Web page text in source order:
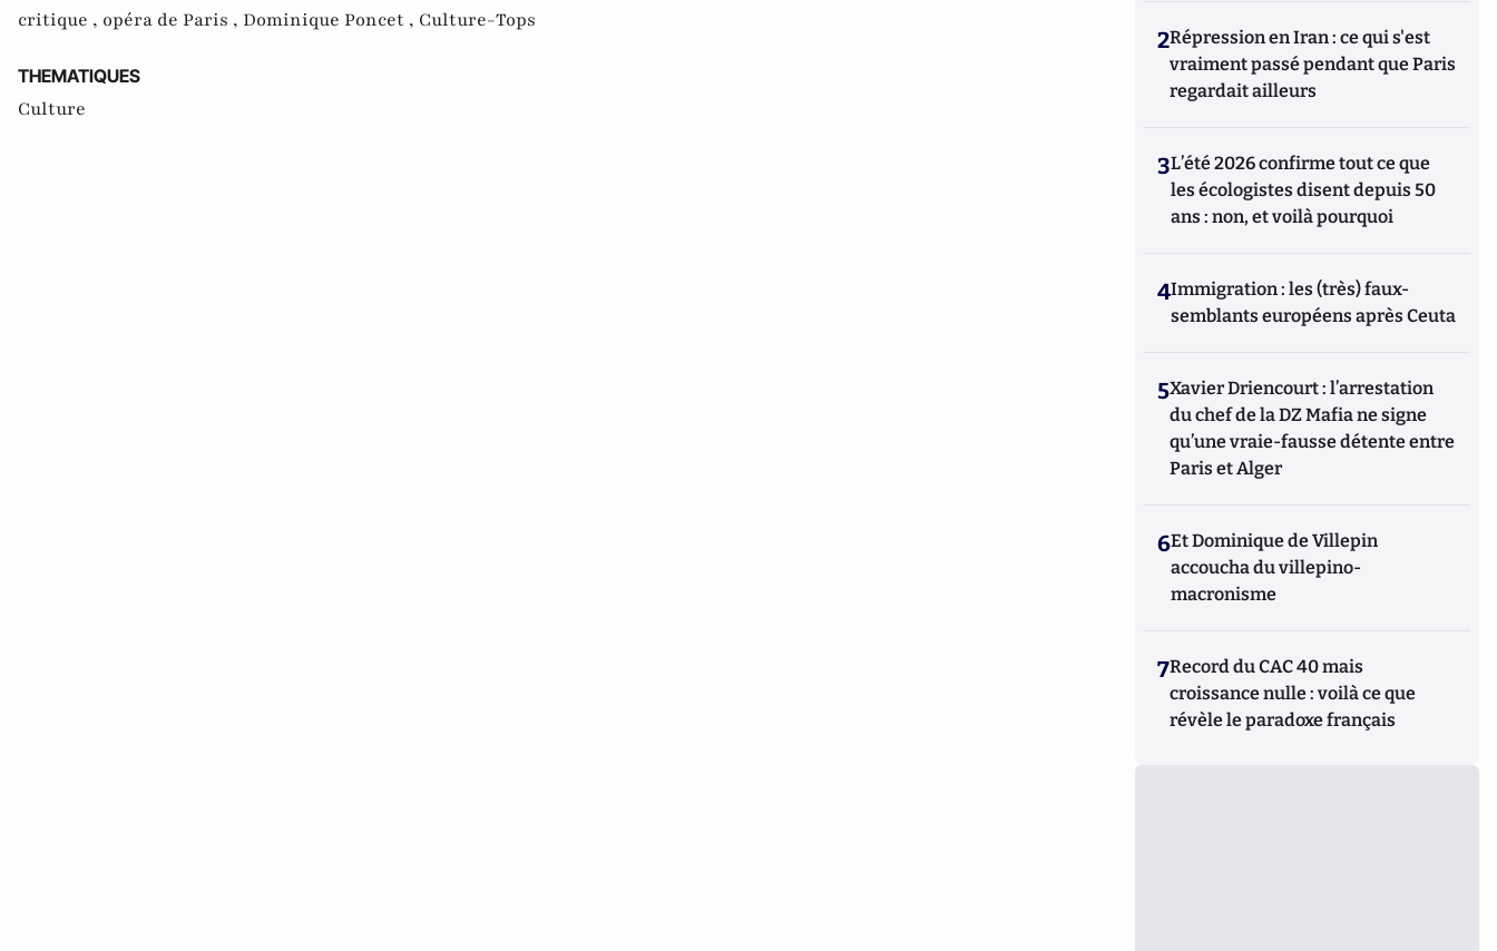
critique , opéra de Paris , Dominique Poncet , Culture-Tops
THEMATIQUES
Culture
2Répression en Iran : ce qui s'est
vraiment passé pendant que Paris
regardait ailleurs
3L’été 2026 confirme tout ce que
les écologistes disent depuis 50
ans : non, et voilà pourquoi
4Immigration : les (très) faux-
semblants européens après Ceuta
5Xavier Driencourt : l’arrestation
du chef de la DZ Mafia ne signe
qu’une vraie-fausse détente entre
Paris et Alger
6Et Dominique de Villepin
accoucha du villepino-
macronisme
7Record du CAC 40 mais
croissance nulle : voilà ce que
révèle le paradoxe français